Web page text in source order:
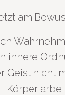
am
innere
Geist nicht
Körper